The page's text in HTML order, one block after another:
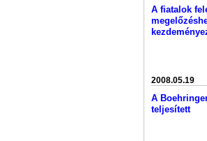
A fiatalok
2008.05.19
A
teljesített